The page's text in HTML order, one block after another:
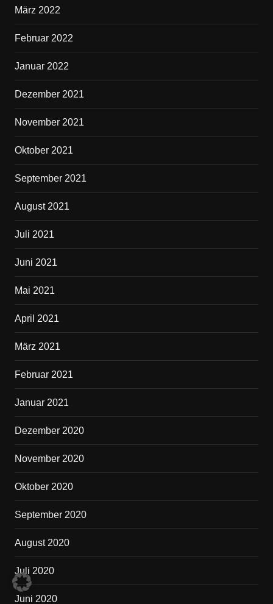
März 2022
Februar 2022
Januar 2022
Dezember 2021
November 2021
Oktober 2021
September 2021
August 2021
Juli 2021
Juni 2021
Mai 2021
April 2021
März 2021
Februar 2021
Januar 2021
Dezember 2020
November 2020
Oktober 2020
September 2020
August 2020
Juli 2020
Juni 2020